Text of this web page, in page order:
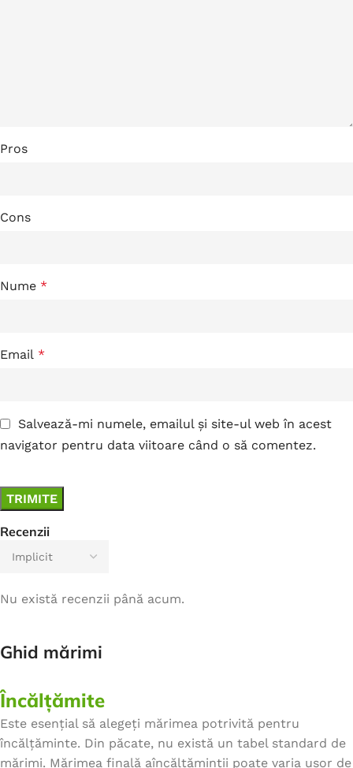
Recenzii
Nu există recenzii până acum.
Pros
Cons
Nume *
Email *
Salvează-mi numele, emailul și site-ul web în acest
navigator pentru data viitoare când o să comentez.
Ghid mărimi
Încălțămite
Este esențial să alegeți mărimea potrivită pentru
încălțăminte. Din păcate, nu există un tabel standard de
mărimi. Mărimea finală aîncălțăminții poate varia ușor de